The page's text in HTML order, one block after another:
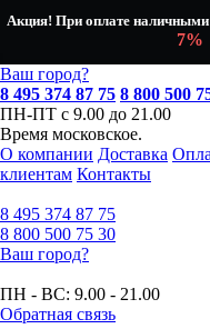
Акция! При оплате наличными
7%
Ваш город?
8 495 374 87 75 8 800 500
ПН-ПТ с 9.00 до 21.00
Время московское.
О компании Доставка
клиентам Контакты
8 495 374 87 75
8 800 500 75 30
Ваш город?
ПН - ВС: 9.00 - 21.00
Обратная связь